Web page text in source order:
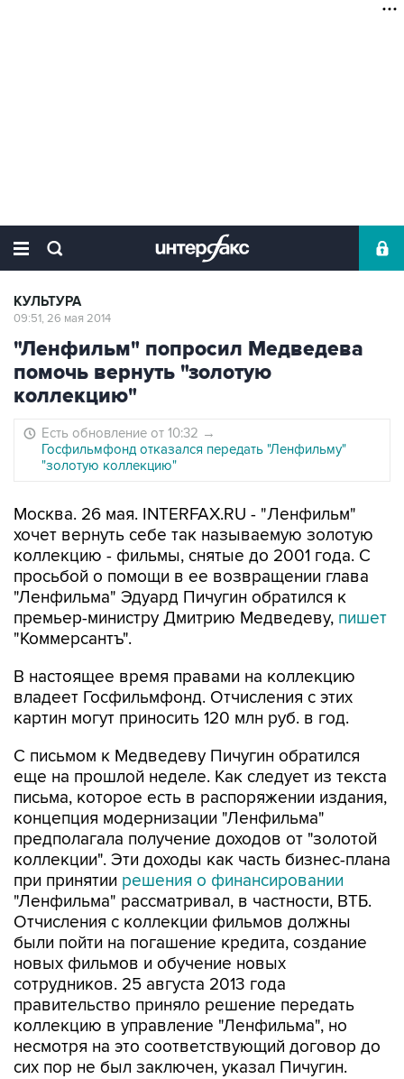
КУЛЬТУРА
09:51, 26 мая 2014
"Ленфильм" попросил Медведева
помочь вернуть "золотую
коллекцию"
Есть обновление от 10:32 →
Госфильмфонд отказался передать "Ленфильму"
"золотую коллекцию"
Москва. 26 мая. INTERFAX.RU - "Ленфильм"
хочет вернуть себе так называемую золотую
коллекцию - фильмы, снятые до 2001 года. С
просьбой о помощи в ее возвращении глава
"Ленфильма" Эдуард Пичугин обратился к
премьер-министру Дмитрию Медведеву, пишет
"Коммерсантъ".
В настоящее время правами на коллекцию
владеет Госфильмфонд. Отчисления с этих
картин могут приносить 120 млн руб. в год.
С письмом к Медведеву Пичугин обратился
еще на прошлой неделе. Как следует из текста
письма, которое есть в распоряжении издания,
концепция модернизации "Ленфильма"
предполагала получение доходов от "золотой
коллекции". Эти доходы как часть бизнес-плана
при принятии решения о финансировании
"Ленфильма" рассматривал, в частности, ВТБ.
Отчисления с коллекции фильмов должны
были пойти на погашение кредита, создание
новых фильмов и обучение новых
сотрудников. 25 августа 2013 года
правительство приняло решение передать
коллекцию в управление "Ленфильма", но
несмотря на это соответствующий договор до
сих пор не был заключен, указал Пичугин.